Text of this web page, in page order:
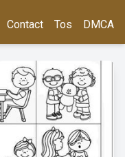
Contact Tos DMCA